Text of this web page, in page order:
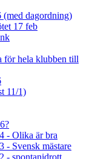
dagordning)
17 feb
för hela klubben till
11/1)
- Olika är bra
- Svensk mästare